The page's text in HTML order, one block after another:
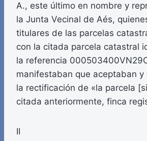
A., este último en nombre y
la Junta Vecinal de Aés,
titulares de las parcelas
con la citada parcela catastral
la referencia
manifestaban que aceptaban y
la rectificación de «la parcela
citada anteriormente, finca
II